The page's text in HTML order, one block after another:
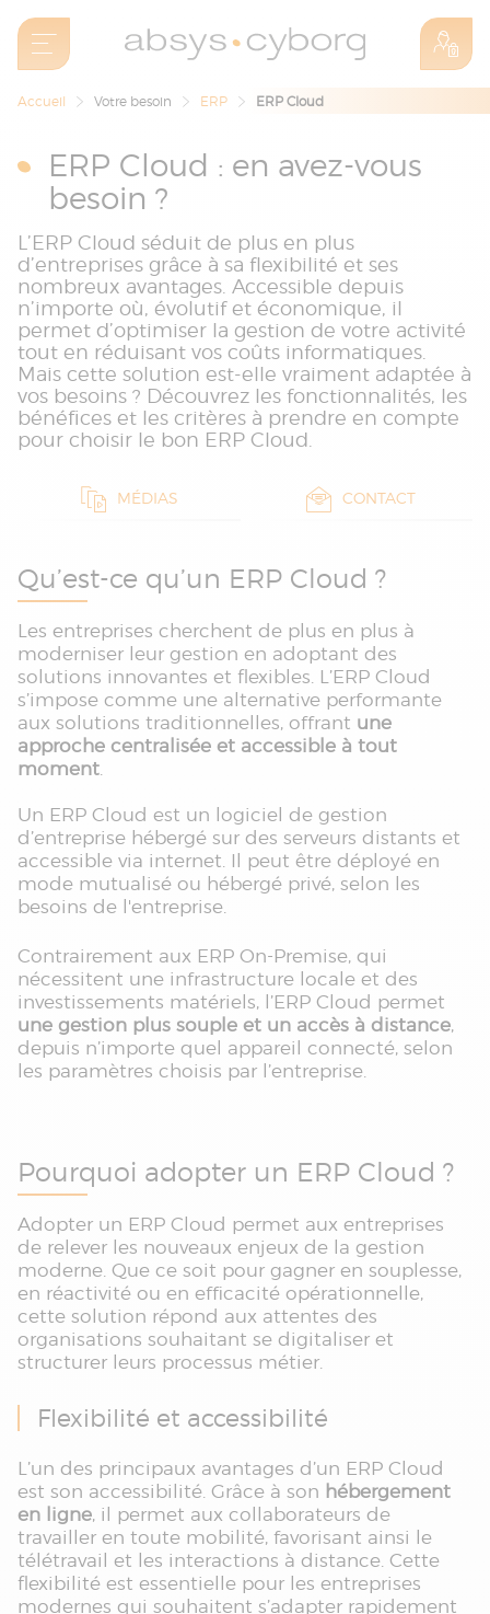
Accueil Votre besoin ERP ERP Cloud
ERP Cloud : en avez-vous
besoin ?
L’ERP Cloud séduit de plus en plus
d’entreprises grâce à sa flexibilité et ses
nombreux avantages. Accessible depuis
n’importe où, évolutif et économique, il
permet d’optimiser la gestion de votre activité
tout en réduisant vos coûts informatiques.
Mais cette solution est-elle vraiment adaptée à
vos besoins ? Découvrez les fonctionnalités, les
bénéfices et les critères à prendre en compte
pour choisir le bon ERP Cloud.
MÉDIAS CONTACT
Qu’est-ce qu’un ERP Cloud ?
Les entreprises cherchent de plus en plus à
moderniser leur gestion en adoptant des
solutions innovantes et flexibles. L’ERP Cloud
s’impose comme une alternative performante
aux solutions traditionnelles, offrant une
approche centralisée et accessible à tout
moment.
Un ERP Cloud est un logiciel de gestion
d’entreprise hébergé sur des serveurs distants et
accessible via internet. Il peut être déployé en
mode mutualisé ou hébergé privé, selon les
besoins de l'entreprise.
Contrairement aux ERP On-Premise, qui
nécessitent une infrastructure locale et des
investissements matériels, l’ERP Cloud permet
une gestion plus souple et un accès à distance,
depuis n’importe quel appareil connecté, selon
les paramètres choisis par l’entreprise.
Pourquoi adopter un ERP Cloud ?
Adopter un ERP Cloud permet aux entreprises
de relever les nouveaux enjeux de la gestion
moderne. Que ce soit pour gagner en souplesse,
en réactivité ou en efficacité opérationnelle,
cette solution répond aux attentes des
organisations souhaitant se digitaliser et
structurer leurs processus métier.
Flexibilité et accessibilité
L’un des principaux avantages d’un ERP Cloud
est son accessibilité. Grâce à son hébergement
en ligne, il permet aux collaborateurs de
travailler en toute mobilité, favorisant ainsi le
télétravail et les interactions à distance. Cette
flexibilité est essentielle pour les entreprises
modernes qui souhaitent s’adapter rapidement